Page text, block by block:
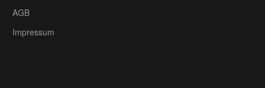
AGB
Impressum